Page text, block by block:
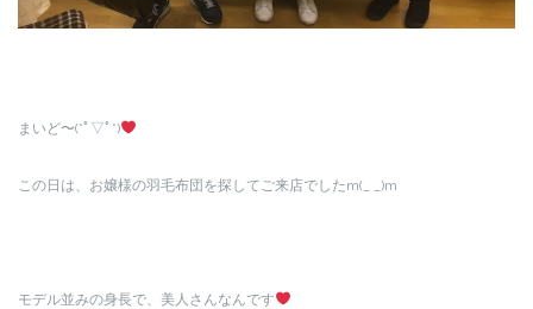
まいど〜(*ﾟ▽ﾟ*)
この日は、お嬢様の羽毛布団を探してご来店でしたm(_ _)m
モデル並みの身長で、美人さんなんです